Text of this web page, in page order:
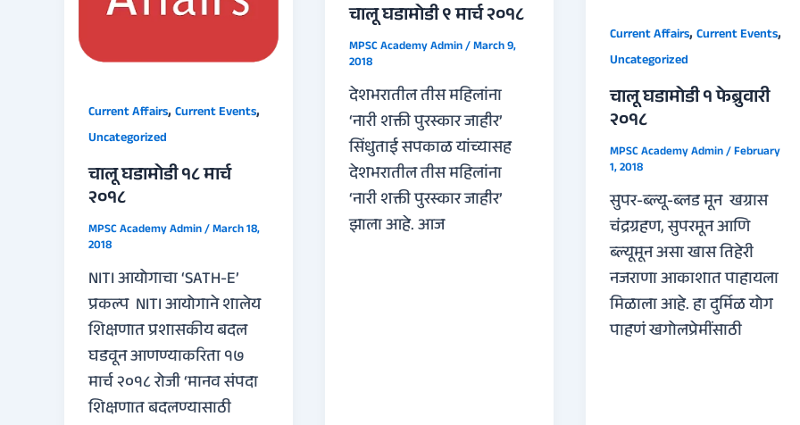
Current Affairs, Current Events,
Uncategorized
चालू घडामोडी १८ मार्च
२०१८
MPSC Academy Admin/March 18,
2018
NITI आयोगाचा ‘SATH-E’
प्रकल्प NITI आयोगाने शालेय
शिक्षणात प्रशासकीय बदल
घडवून आणण्याकरिता १७
मार्च २०१८ रोजी ‘मानव संपदा
शिक्षणात बदलण्यासाठी
चालू घडामोडी ९ मार्च २०१८
MPSC Academy Admin/March 9,
2018
देशभरातील तीस महिलांना
‘नारी शक्ती पुरस्कार जाहीर’
सिंधुताई सपकाळ यांच्यासह
देशभरातील तीस महिलांना
‘नारी शक्ती पुरस्कार जाहीर’
झाला आहे. आज
Current Affairs, Current Events,
Uncategorized
चालू घडामोडी १ फेब्रुवारी
२०१८
MPSC Academy Admin/February
1, 2018
सुपर-ब्ल्यू-ब्लड मून खग्रास
चंद्रग्रहण, सुपरमून आणि
ब्ल्यूमून असा खास तिहेरी
नजराणा आकाशात पाहायला
मिळाला आहे. हा दुर्मिळ योग
पाहणं खगोलप्रेमींसाठी